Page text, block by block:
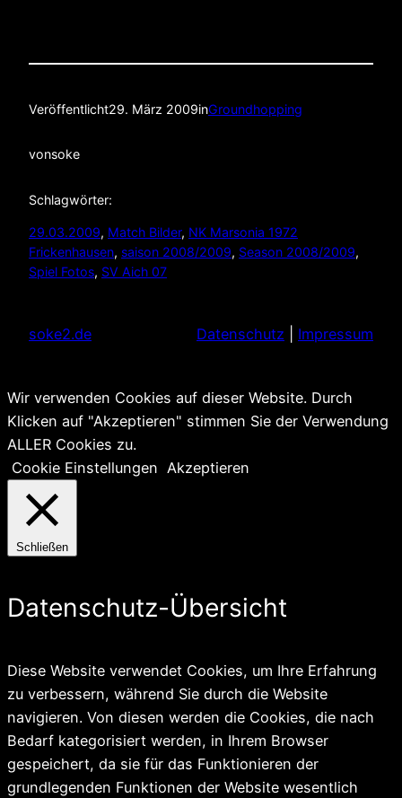
Veröffentlicht29. März 2009inGroundhopping
vonsoke
Schlagwörter:
29.03.2009, Match Bilder, NK Marsonia 1972
Frickenhausen, saison 2008/2009, Season 2008/2009
Spiel Fotos, SV Aich 07
soke2.de Datenschutz Impressum
Wir verwenden Cookies auf dieser Website. Durch
Klicken auf "Akzeptieren" stimmen Sie der Verwendung
ALLER Cookies zu.
Cookie Einstellungen Akzeptieren
Schließen
Datenschutz-Übersicht
Diese Website verwendet Cookies, um Ihre Erfahrung
zu verbessern, während Sie durch die Website
navigieren. Von diesen werden die Cookies, die nach
Bedarf kategorisiert werden, in Ihrem Browser
gespeichert, da sie für das Funktionieren der
grundlegenden Funktionen der Website wesentlich